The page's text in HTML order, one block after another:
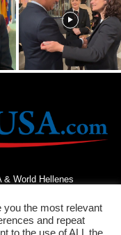
& World Hellenes
you the most relevant
and repeat